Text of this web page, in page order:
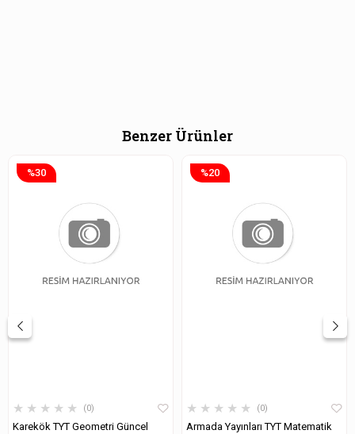
Benzer Ürünler
★ ★ ★ ★ ★ 0
Karekök TYT Geometri Güncel
%30
★ ★ ★ ★ ★ 0
Armada Yayınları TYT Matematik
%20